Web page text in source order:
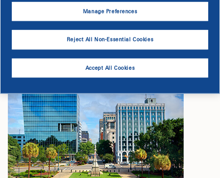
Iniciar la solicitud de servicio
Descargar Formulario de verificación de identidad
Manage Preferences
Reject All Non-Essential Cookies
Accept All Cookies